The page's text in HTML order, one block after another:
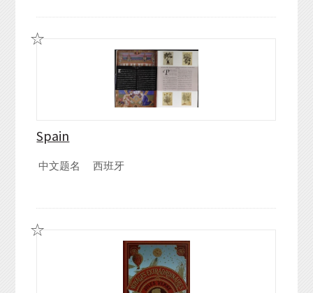
Spain
中文题名 西班牙